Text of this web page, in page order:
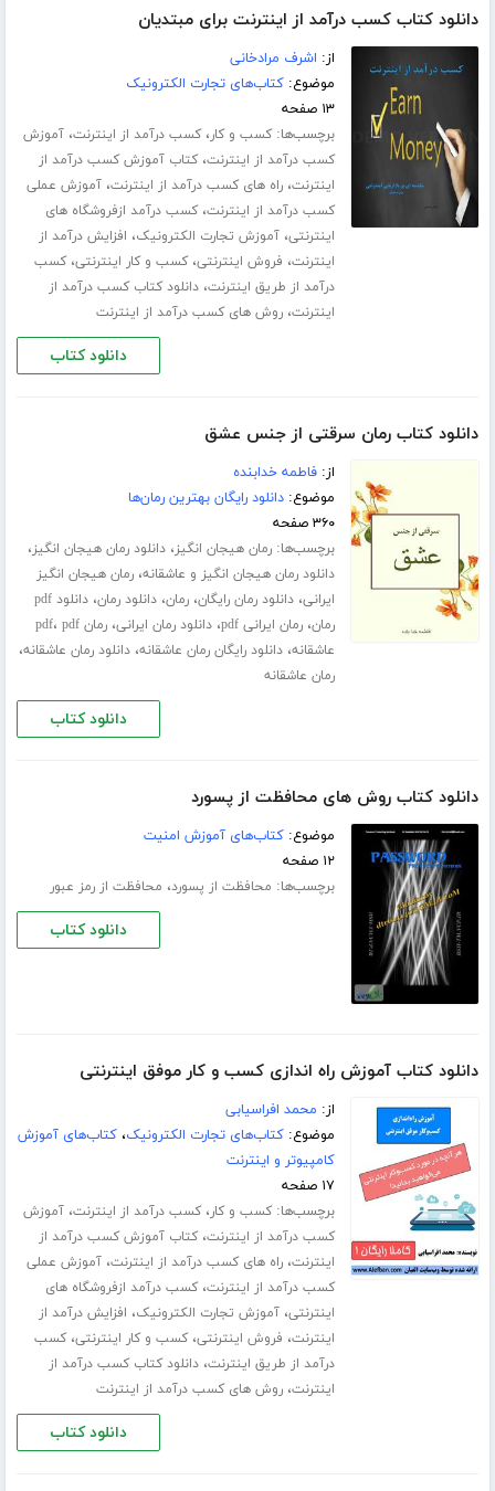
دانلود کتاب کسب درآمد از اینترنت برای مبتدیان
از: اشرف مرادخانی
موضوع:کتاب‌های تجارت الکترونیک
۱۳ صفحه
برچسب‌ها:کسب و کار،کسب درآمد از اینترنت،آموزش
کسب درآمد از اینترنت،کتاب آموزش کسب درآمد از
اینترنت،راه های کسب درآمد از اینترنت،آموزش عملی
کسب درآمد از اینترنت،کسب درآمد ازفروشگاه های
اینترنتی،آموزش تجارت الکترونیک، افزایش درآمد از
اینترنت، فروش اینترنتی،کسب و کار اینترنتی،کسب
درآمد از طریق اینترنت،دانلود کتاب کسب درآمد از
اینترنت،روش های کسب درآمد از اینترنت
دانلود کتاب
دانلود کتاب رمان سرقتی از جنس عشق
از:فاطمه خدابنده
موضوع:دانلود رایگان بهترین رمان‌ها
۳۶۰ صفحه
برچسب‌ها:رمان هیجان انگیز،دانلود رمان هیجان انگیز،
دانلود رمان هیجان انگیز و عاشقانه،رمان هیجان انگیز
ایرانی،دانلود رمان رایگان،رمان،دانلود رمان،
دانلود pdf
رمان،رمان ایرانی pdf ،دانلود رمان ایرانی،رمان pdf ، pdf
عاشقانه،دانلود رایگان رمان عاشقانه،دانلود رمان عاشقانه،
رمان عاشقانه
دانلود کتاب
دانلود کتاب روش های محافظت از پسورد
موضوع:کتاب‌های آموزش امنیت
۱۲ صفحه
برچسب‌ها: محافظت از پسورد، محافظت از رمز عبور
دانلود کتاب
دانلود کتاب آموزش راه اندازی کسب و کار موفق اینترنتی
از: محمد افراسیابی
موضوع:کتاب‌های تجارت الکترونیک،کتاب‌های آموزش
کامپیوتر و اینترنت
۱۷ صفحه
برچسب‌ها:کسب و کار،کسب درآمد از اینترنت،آموزش
کسب درآمد از اینترنت،کتاب آموزش کسب درآمد از
اینترنت،راه های کسب درآمد از اینترنت،آموزش عملی
کسب درآمد از اینترنت،کسب درآمد ازفروشگاه های
اینترنتی،آموزش تجارت الکترونیک، افزایش درآمد از
اینترنت، فروش اینترنتی،کسب و کار اینترنتی،کسب
درآمد از طریق اینترنت،دانلود کتاب کسب درآمد از
اینترنت،روش های کسب درآمد از اینترنت
دانلود کتاب